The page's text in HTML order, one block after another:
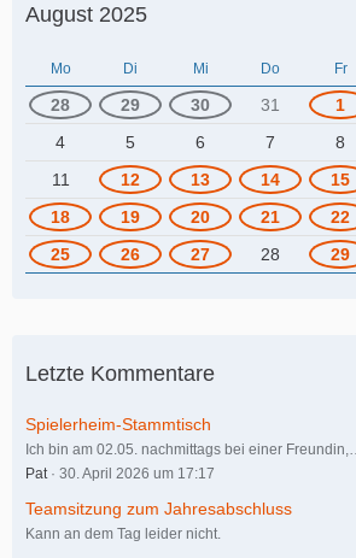
August 2025
Mo Di Mi Do Fr
28 29 30 31 1
4
5 6 7 8
11
12 13 14 15
18
19 20 21 22
25
26 27 28 29
Letzte Kommentare
Spielerheim-Stammtisch
Ich bin am 02.05. nachmittags bei einer Freundin,…
Pat
30. April 2026 um 17:17
Teamsitzung zum Jahresabschluss
Kann an dem Tag leider nicht.